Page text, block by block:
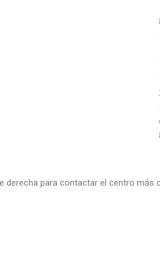
derecha para contactar el centro más